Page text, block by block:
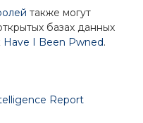
также могут
базах данных
Have I Been Pwned.
Report